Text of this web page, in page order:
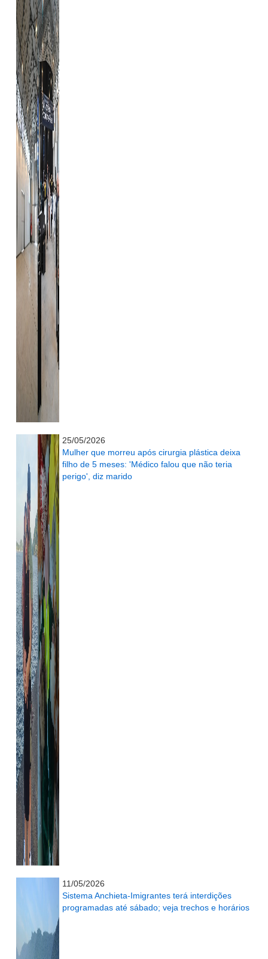
25/05/2026
Mulher que morreu após cirurgia plástica deixa
filho de 5 meses: 'Médico falou que não teria
perigo', diz marido
11/05/2026
Sistema Anchieta-Imigrantes terá interdições
programadas até sábado; veja trechos e horários